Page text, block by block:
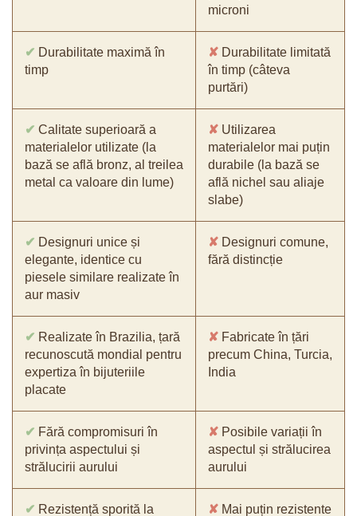
microni
✔ Durabilitate maximă în
timp
✘ Durabilitate limitată
în timp (câteva
purtări)
✔ Calitate superioară a
materialelor utilizate (la
bază se află bronz, al treilea
metal ca valoare din lume)
✘ Utilizarea
materialelor mai puțin
durabile (la bază se
află nichel sau aliaje
slabe)
✔ Designuri unice și
elegante, identice cu
piesele similare realizate în
aur masiv
✘ Designuri comune,
fără distincție
✔ Realizate în Brazilia, țară
recunoscută mondial pentru
expertiza în bijuteriile
placate
✘ Fabricate în țări
precum China, Turcia,
India
✔ Fără compromisuri în
privința aspectului și
strălucirii aurului
✘ Posibile variații în
aspectul și strălucirea
aurului
✔ Rezistență sporită la
✘ Mai puțin rezistente